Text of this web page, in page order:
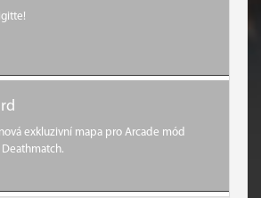
exkluzivní mapa pro Arcade mód
Deathmatch.